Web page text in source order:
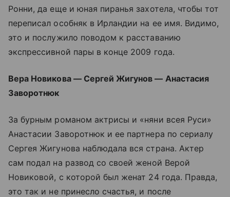
Ронни, да еще и юная пиранья захотела, чтобы тот
переписал особняк в Ирландии на ее имя. Видимо,
это и послужило поводом к расставанию
экспрессивной пары в конце 2009 года.
Вера Новикова — Сергей Жигунов — Анастасия
Заворотнюк
За бурным романом актрисы и «няни всея Руси»
Анастасии Заворотнюк и ее партнера по сериалу
Сергея Жигунова наблюдала вся страна. Актер
сам подал на развод со своей женой Верой
Новиковой, с которой был женат 24 года. Правда,
это так и не принесло счастья, и после